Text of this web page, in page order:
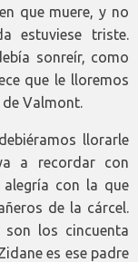
que muere, y no
estuviese triste.
sonreír, como
que le lloremos
Valmont.
llorarle
a recordar con
con la que
de la cárcel.
los cincuenta
es ese padre